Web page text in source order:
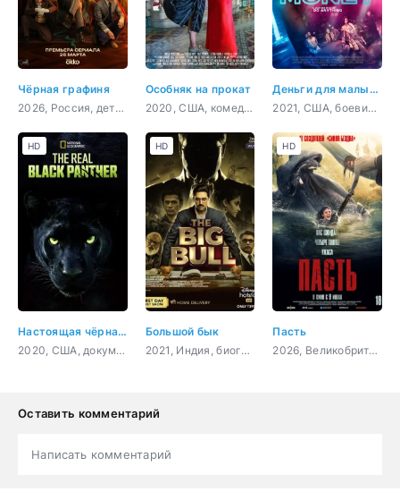
Чёрная графиня
2026, Россия, детектив, триллер
Особняк на прокат
2020, США, комедия
Деньги для малышки
2021, США, боевик, триллер
Настоящая чёрная пантера
2020, США, документальный, короткометражка
HD
Большой бык
2021, Индия, биография, криминал, драма
HD
Пасть
2026, Великобритания, триллер, ужасы
HD
Оставить комментарий
Написать комментарий